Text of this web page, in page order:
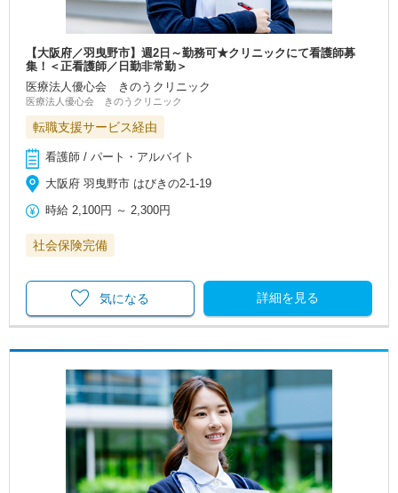
【大阪府／羽曳野市】週2日～勤務可★クリニックにて看護師募
集！＜正看護師／日勤非常勤＞
医療法人優心会 きのうクリニック
医療法人優心会 きのうクリニック
転職支援サービス経由
看護師 / パート・アルバイト
大阪府 羽曳野市 はびきの2-1-19
時給 2,100円 ～2,300円
社会保険完備
詳細を見る
気になる